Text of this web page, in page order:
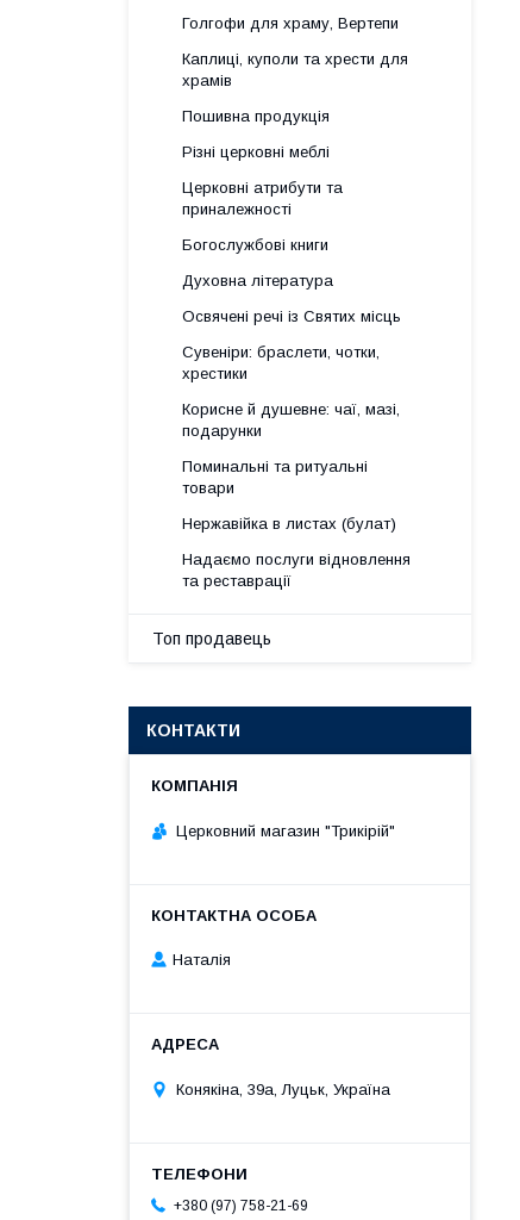
Голгофи для храму, Вертепи
Каплиці, куполи та хрести для
храмів
Пошивна продукція
Різні церковні меблі
Церковні атрибути та
приналежності
Богослужбові книги
Духовна література
Освячені речі із Святих місць
Сувеніри: браслети, чотки,
хрестики
Корисне й душевне: чаї, мазі,
подарунки
Поминальні та ритуальні
товари
Нержавійка в листах (булат)
Надаємо послуги відновлення
та реставрації
Топ продавець
КОНТАКТИ
Церковний магазин "Трикірій"
Наталія
Конякіна, 39а, Луцьк, Україна
+380 (97) 758-21-69